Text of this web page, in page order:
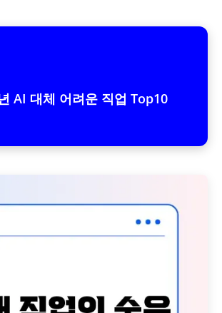
AI 대체 어려운 직업 Top10